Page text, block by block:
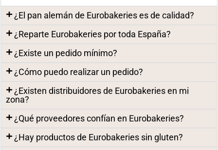
¿El pan alemán de Eurobakeries es de calidad?
¿Reparte Eurobakeries por toda España?
¿Existe un pedido mínimo?
¿Cómo puedo realizar un pedido?
¿Existen distribuidores de Eurobakeries en mi
zona?
¿Qué proveedores confían en Eurobakeries?
¿Hay productos de Eurobakeries sin gluten?